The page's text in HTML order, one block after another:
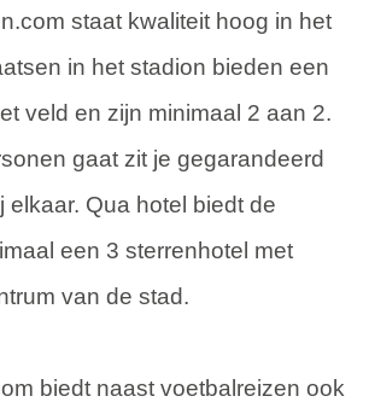
staat kwaliteit hoog in het
in het stadion bieden een
veld en zijn minimaal 2 aan 2.
gaat zit je gegarandeerd
elkaar. Qua hotel biedt de
een 3 sterrenhotel met
van de stad.
biedt naast voetbalreizen ook